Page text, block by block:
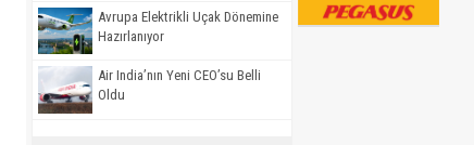
Avrupa Elektrikli Uçak Dönemine
Hazırlanıyor
Air India’nın Yeni CEO’su Belli
Oldu